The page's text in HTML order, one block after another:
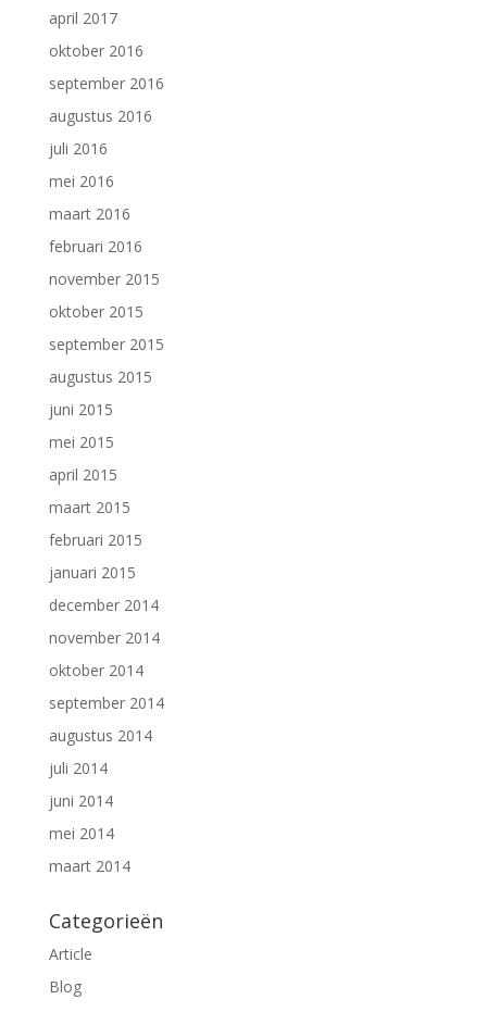
april 2017
oktober 2016
september 2016
augustus 2016
juli 2016
mei 2016
maart 2016
februari 2016
november 2015
oktober 2015
september 2015
augustus 2015
juni 2015
mei 2015
april 2015
maart 2015
februari 2015
januari 2015
december 2014
november 2014
oktober 2014
september 2014
augustus 2014
juli 2014
juni 2014
mei 2014
maart 2014
Categorieën
Article
Blog